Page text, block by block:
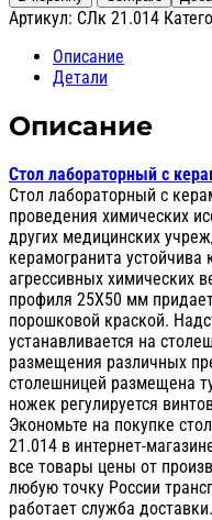
Стол
лабораторный
керамикой
21.014
Артикул: СЛк 21.014
Описание
Детали
Описание
Стол лабораторный с
Стол лабораторный с
проведения химических
других медицинских
керамогранита
агрессивных химических
профиля 25Х50 мм
порошковой краской.
устанавливается на
размещения различных
столешницей размещена
ножек регулируется
Экономьте на покупке
21.014 в интернет-
все товары цены от
любую точку России
работает служба доставки.